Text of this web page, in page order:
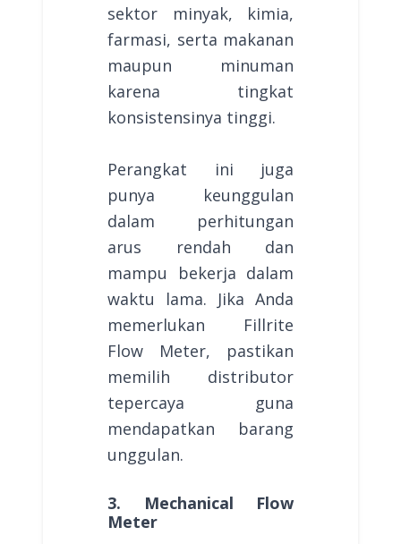
sektor minyak, kimia,
farmasi, serta makanan
maupun minuman
karena tingkat
konsistensinya tinggi.
Perangkat ini juga
punya keunggulan
dalam perhitungan
arus rendah dan
mampu bekerja dalam
waktu lama. Jika Anda
memerlukan Fillrite
Flow Meter, pastikan
memilih distributor
tepercaya guna
mendapatkan barang
unggulan.
3. Mechanical Flow
Meter